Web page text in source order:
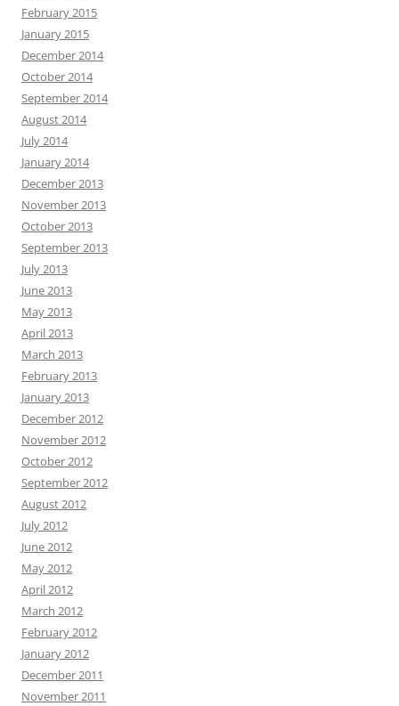
February 2015
January 2015
December 2014
October 2014
September 2014
August 2014
July 2014
January 2014
December 2013
November 2013
October 2013
September 2013
July 2013
June 2013
May 2013
April 2013
March 2013
February 2013
January 2013
December 2012
November 2012
October 2012
September 2012
August 2012
July 2012
June 2012
May 2012
April 2012
March 2012
February 2012
January 2012
December 2011
November 2011